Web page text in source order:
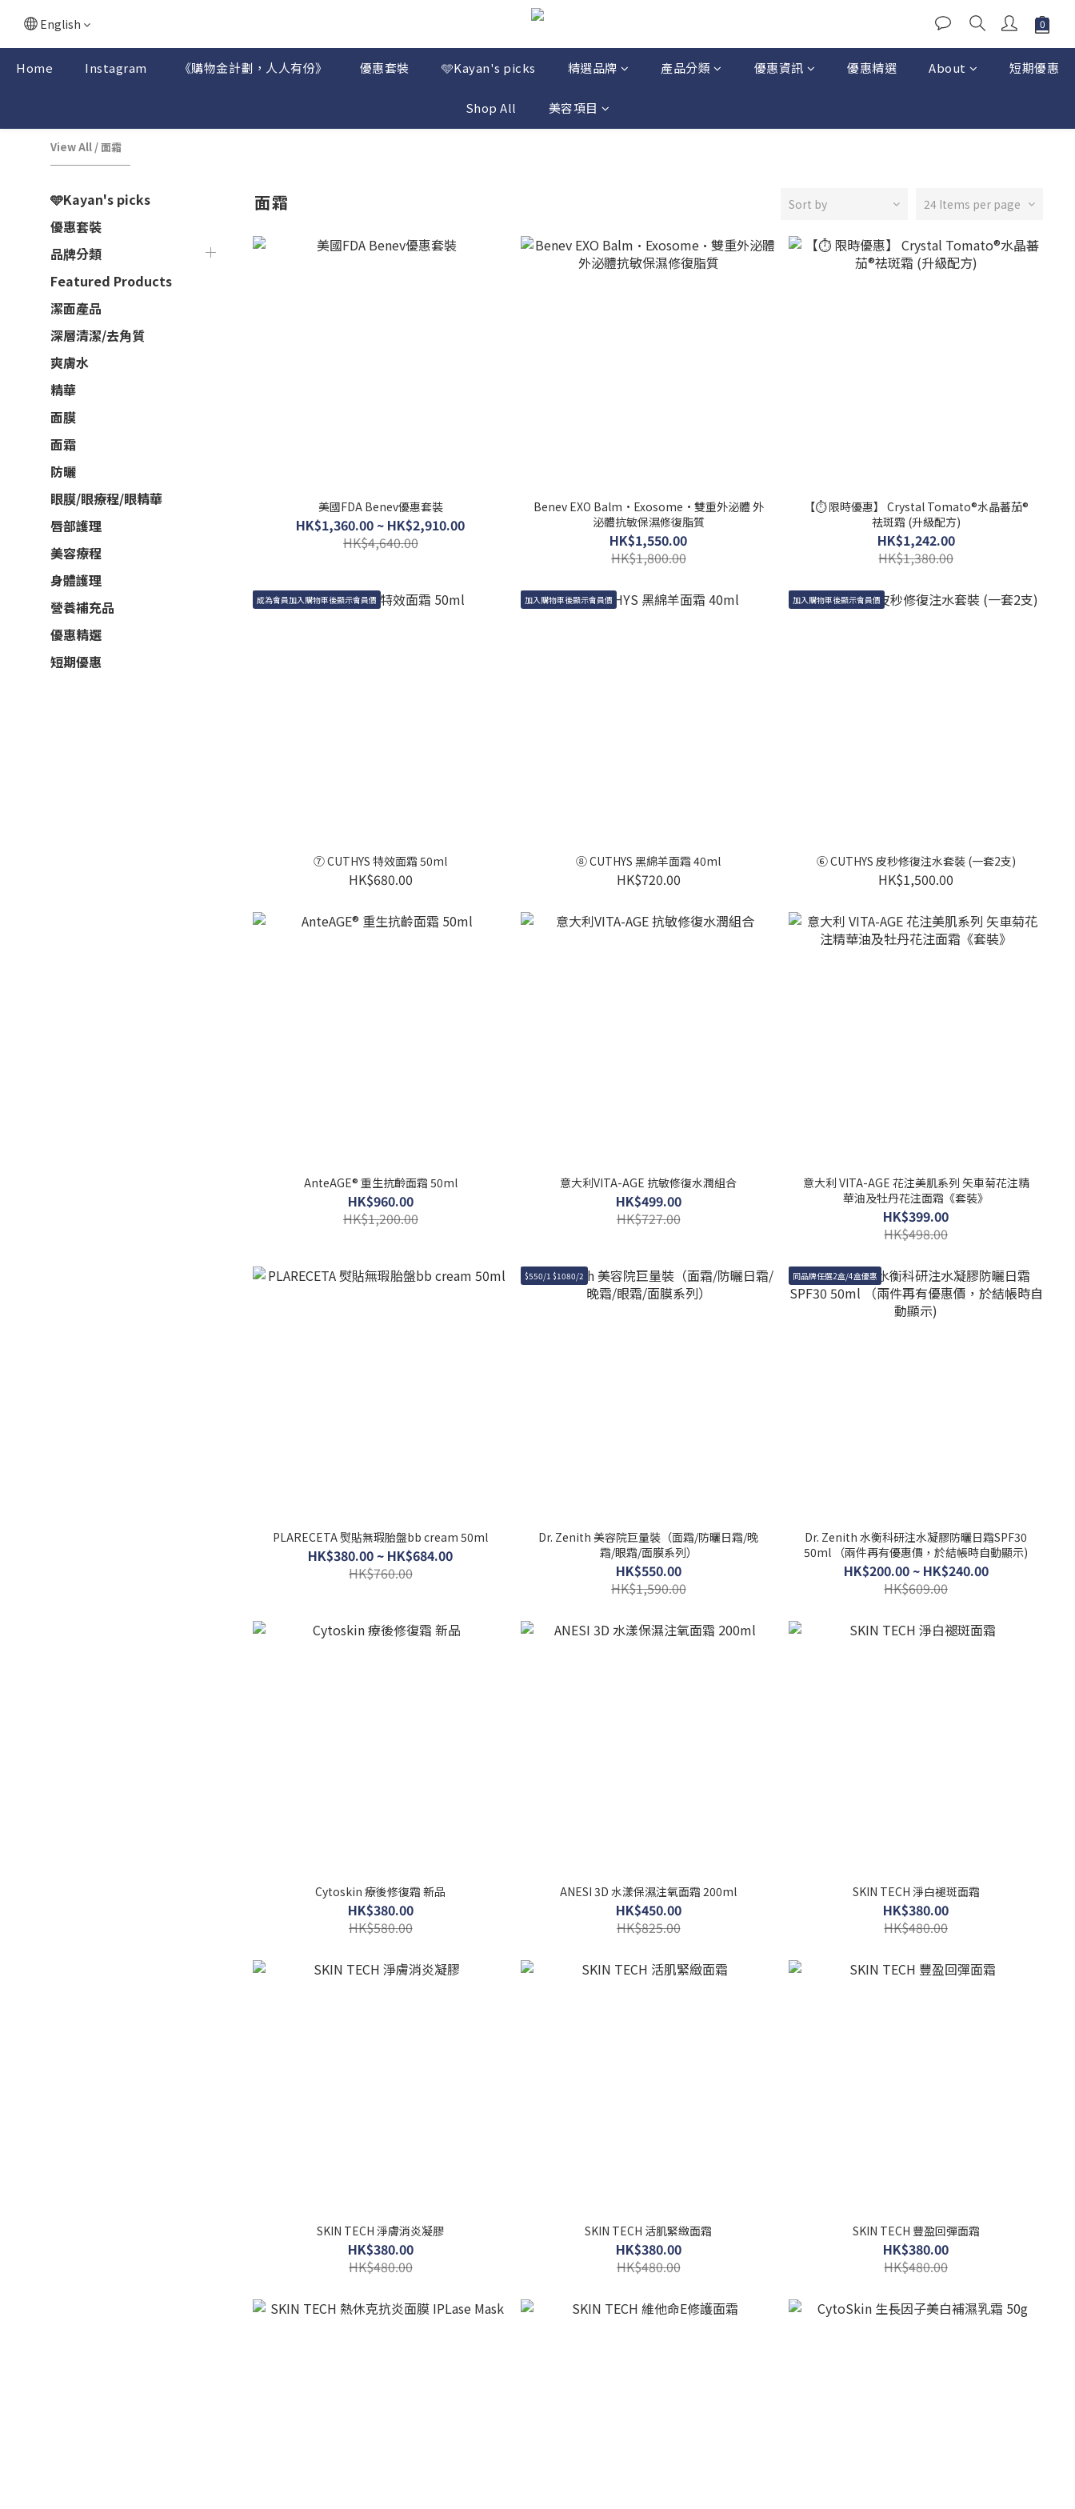
English
Home Instagram 《購物金計劃，人人有份》 優惠套裝 🩵Kayan's picks 精選品牌 產品分類 優惠資訊 優惠精選 About 短期優惠
Shop All 美容項目
View All /面霜
🩵Kayan's picks
優惠套裝
品牌分類
Featured Products
潔面產品
深層清潔/去角質
爽膚水
精華
面膜
面霜
防曬
眼膜/眼療程/眼精華
唇部護理
美容療程
身體護理
營養補充品
優惠精選
短期優惠
面霜 Sort by 24 Items per page
美國FDA Benev優惠套裝
HK$1,360.00 ~ HK$2,910.00
HK$4,640.00
Benev EXO Balm•Exosome•雙重外泌體 外
泌體抗敏保濕修復脂質
HK$1,550.00
HK$1,800.00
【⏱️ 限時優惠】 Crystal Tomato®水晶蕃茄®
祛斑霜 (升級配方)
HK$1,242.00
HK$1,380.00
成為會員加入購物車後顯示會員價
⑦ CUTHYS 特效面霜 50ml
HK$680.00
加入購物車後顯示會員價
⑧ CUTHYS 黑綿羊面霜 40ml
HK$720.00
加入購物車後顯示會員價
⑥ CUTHYS 皮秒修復注水套裝 (一套2支)
HK$1,500.00
AnteAGE® 重生抗齡面霜 50ml
HK$960.00
HK$1,200.00
意大利VITA-AGE 抗敏修復水潤組合
HK$499.00
HK$727.00
意大利 VITA-AGE 花注美肌系列 矢車菊花注精
華油及牡丹花注面霜《套裝》
HK$399.00
HK$498.00
PLARECETA 熨貼無瑕胎盤bb cream 50ml
HK$380.00 ~ HK$684.00
HK$760.00
$550/1 $1080/2
Dr. Zenith 美容院巨量裝（面霜/防曬日霜/晚
霜/眼霜/面膜系列）
HK$550.00
HK$1,590.00
同品牌任選2盒/4盒優惠
Dr. Zenith 水衡科研注水凝膠防曬日霜SPF30
50ml （兩件再有優惠價，於結帳時自動顯示)
HK$200.00 ~ HK$240.00
HK$609.00
Cytoskin 療後修復霜 新品
HK$380.00
HK$580.00
ANESI 3D 水漾保濕注氧面霜 200ml
HK$450.00
HK$825.00
SKIN TECH 淨白褪斑面霜
HK$380.00
HK$480.00
SKIN TECH 淨膚消炎凝膠
HK$380.00
HK$480.00
SKIN TECH 活肌緊緻面霜
HK$380.00
HK$480.00
SKIN TECH 豐盈回彈面霜
HK$380.00
HK$480.00